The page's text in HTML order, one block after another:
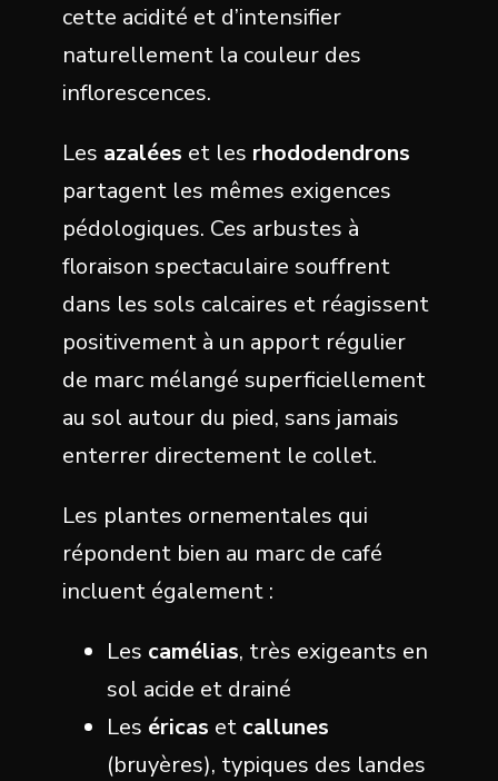
cette acidité et d’intensifier
naturellement la couleur des
inflorescences.
Les azalées et les rhododendrons
partagent les mêmes exigences
pédologiques. Ces arbustes à
floraison spectaculaire souffrent
dans les sols calcaires et réagissent
positivement à un apport régulier
de marc mélangé superficiellement
au sol autour du pied, sans jamais
enterrer directement le collet.
Les plantes ornementales qui
répondent bien au marc de café
incluent également :
Les camélias, très exigeants en
sol acide et drainé
Les éricas et callunes
(bruyères), typiques des landes